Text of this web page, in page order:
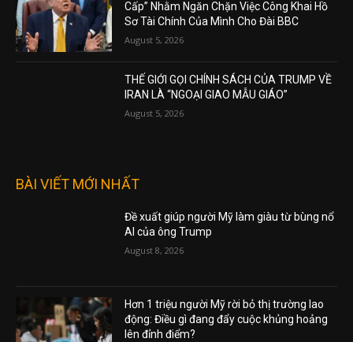
Cấp” Nhằm Ngăn Chặn Việc Công Khai Hồ
Sơ Tài Chính Của Mình Cho Đài BBC
August 5, 2026
THẾ GIỚI GỌI CHÍNH SÁCH CỦA TRUMP VỀ
IRAN LÀ “NGOẠI GIAO MẪU GIÁO”
August 5, 2026
BÀI VIẾT MỚI NHẤT
Đề xuất giúp người Mỹ làm giàu từ bùng nổ
AI của ông Trump
August 8, 2026
Hơn 1 triệu người Mỹ rời bỏ thị trường lao
động: Điều gì đang đẩy cuộc khủng hoảng
lên đỉnh điểm?